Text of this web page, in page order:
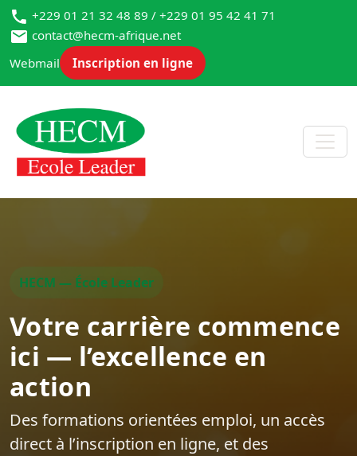
+229 01 21 32 48 89 / +229 01 95 42 41 71
contact@hecm-afrique.net
Webmail
Inscription en ligne
HECM — École Leader
Votre carrière commence
ici — l’excellence en
action
Des formations orientées emploi‍, un accès
direct à l’inscription en ligne, et des